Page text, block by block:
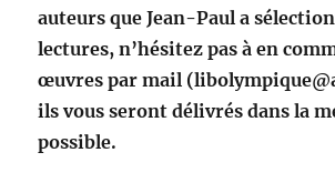
auteurs que Jean-Paul a
lectures, n’hésitez pas à en
œuvres par mail
ils vous seront délivrés dans la
possible.